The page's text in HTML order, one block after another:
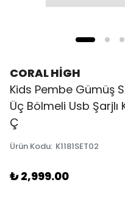
CORAL HİGH
Kids Pembe Gümüş
Üç Bölmeli Usb Şarjlı
Ç
Ürün Kodu: K1181SET02
₺ 2,999.00